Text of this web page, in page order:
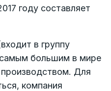
году составляет
в группу
большим в мире
Для
компания